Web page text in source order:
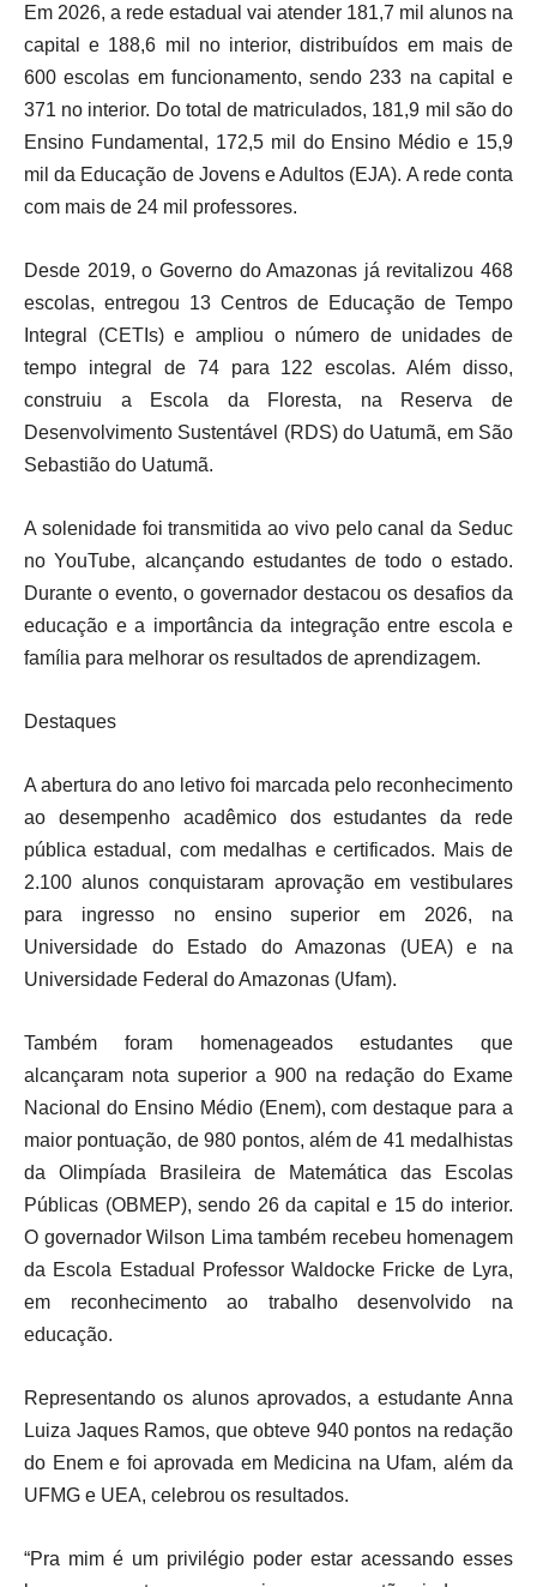
Em 2026, a rede estadual vai atender 181,7 mil alunos na
capital e 188,6 mil no interior, distribuídos em mais de
600 escolas em funcionamento, sendo 233 na capital e
371 no interior. Do total de matriculados, 181,9 mil são do
Ensino Fundamental, 172,5 mil do Ensino Médio e 15,9
mil da Educação de Jovens e Adultos (EJA). A rede conta
com mais de 24 mil professores.
Desde 2019, o Governo do Amazonas já revitalizou 468
escolas, entregou 13 Centros de Educação de Tempo
Integral (CETIs) e ampliou o número de unidades de
tempo integral de 74 para 122 escolas. Além disso,
construiu a Escola da Floresta, na Reserva de
Desenvolvimento Sustentável (RDS) do Uatumã, em São
Sebastião do Uatumã.
A solenidade foi transmitida ao vivo pelo canal da Seduc
no YouTube, alcançando estudantes de todo o estado.
Durante o evento, o governador destacou os desafios da
educação e a importância da integração entre escola e
família para melhorar os resultados de aprendizagem.
Destaques
A abertura do ano letivo foi marcada pelo reconhecimento
ao desempenho acadêmico dos estudantes da rede
pública estadual, com medalhas e certificados. Mais de
2.100 alunos conquistaram aprovação em vestibulares
para ingresso no ensino superior em 2026, na
Universidade do Estado do Amazonas (UEA) e na
Universidade Federal do Amazonas (Ufam).
Também foram homenageados estudantes que
alcançaram nota superior a 900 na redação do Exame
Nacional do Ensino Médio (Enem), com destaque para a
maior pontuação, de 980 pontos, além de 41 medalhistas
da Olimpíada Brasileira de Matemática das Escolas
Públicas (OBMEP), sendo 26 da capital e 15 do interior.
O governador Wilson Lima também recebeu homenagem
da Escola Estadual Professor Waldocke Fricke de Lyra,
em reconhecimento ao trabalho desenvolvido na
educação.
Representando os alunos aprovados, a estudante Anna
Luiza Jaques Ramos, que obteve 940 pontos na redação
do Enem e foi aprovada em Medicina na Ufam, além da
UFMG e UEA, celebrou os resultados.
“Pra mim é um privilégio poder estar acessando esses